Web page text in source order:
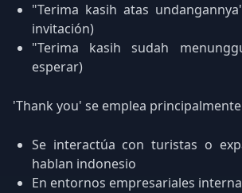
"Terima kasih atas
invitación)
"Terima kasih sudah
esperar)
'Thank you' se emplea
Se interactúa con turistas o
hablan indonesio
En entornos empresariales